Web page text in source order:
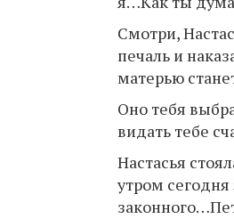
Смотри,
печаль и
матерью
Оно тебя
видать тебе
Настасья
утром сегодня